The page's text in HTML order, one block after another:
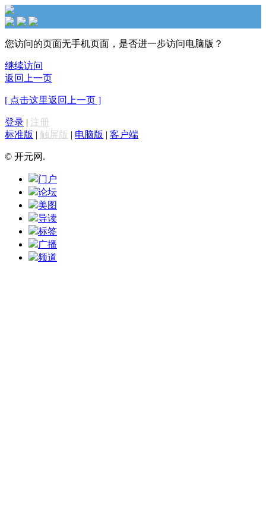
您访问的页面无手机页面，是否进一步访问电脑版？
继续访问
返回上一页
[ 点击这里返回上一页 ]
登录 | 注册
标准版 | 触屏版 | 电脑版 | 客户端
© 开元网.
门户
论坛
美图
导读
标签
广播
频道